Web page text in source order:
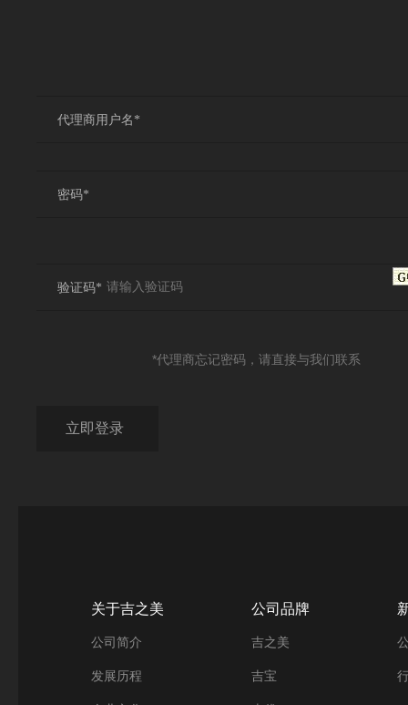
代理商用户名*
密码*
验证码*
*代理商忘记密码，请直接与我们联系
关于吉之美
公司简介
发展历程
公司品牌
吉之美
吉宝